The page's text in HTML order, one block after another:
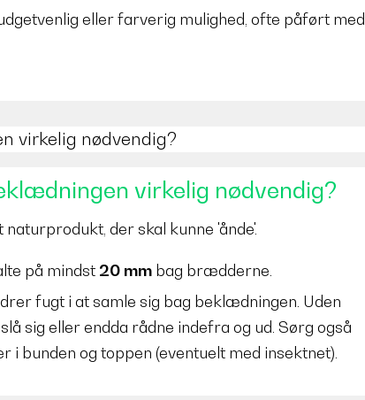
eller farverig mulighed, ofte påført med
virkelig nødvendig?
virkelig nødvendig?
der skal kunne 'ånde'.
på mindst 20 mm bag brædderne.
fugt i at samle sig bag beklædningen. Uden
sig eller endda rådne indefra og ud. Sørg også
i bunden og toppen (eventuelt med insektnet).